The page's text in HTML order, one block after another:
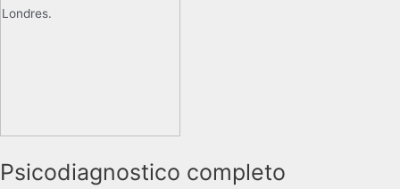
Psicodiagnostico completo